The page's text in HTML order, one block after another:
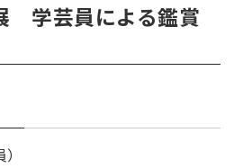
学芸員による鑑賞